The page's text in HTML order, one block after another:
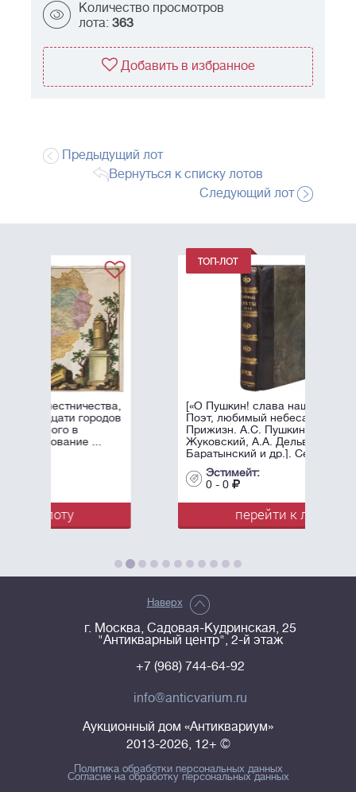
Количество просмотров
лота: 363
Добавить в избранное
Предыдущий лот
Вернуться к списку лотов
Следующий лот
[«О Пушкин! слава наших дней,
Поэт, любимый небесами!».
Прижизн. А.С. Пушкин, В.А.
Жуковский, А.А. Дельвиг, Е.А.
Баратынский и др.]. Северные ...
Наверх
г. Москва, Садовая-Кудринская, 25
"Антикварный центр", 2-й этаж
+7 (968) 744-64-92
info@anticvarium.ru
Аукционный дом «Антиквариум»
2013-2026, 12+ ©
Политика обработки персональных данных
Согласие на обработку персональных данных